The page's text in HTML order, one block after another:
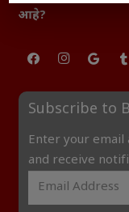
आहे?
Subscribe to
Enter your
and receive